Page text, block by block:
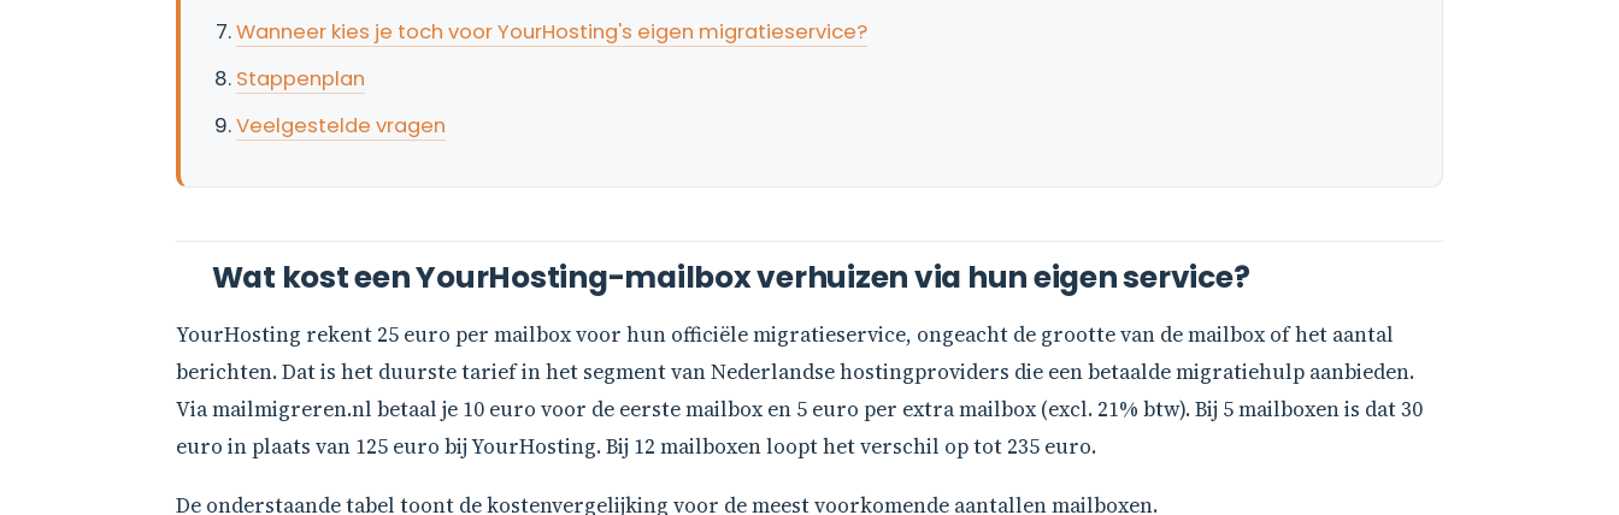
Wanneer kies je toch voor YourHosting's eigen migratieservice?
Stappenplan
Veelgestelde vragen
Wat kost een YourHosting-mailbox verhuizen via hun eigen service?
YourHosting rekent 25 euro per mailbox voor hun officiële migratieservice, ongeacht de grootte van de mailbox of het aantal
berichten. Dat is het duurste tarief in het segment van Nederlandse hostingproviders die een betaalde migratiehulp aanbieden.
Via mailmigreren.nl betaal je 10 euro voor de eerste mailbox en 5 euro per extra mailbox (excl. 21% btw). Bij 5 mailboxen is dat 30
euro in plaats van 125 euro bij YourHosting. Bij 12 mailboxen loopt het verschil op tot 235 euro.
De onderstaande tabel toont de kostenvergelijking voor de meest voorkomende aantallen mailboxen.